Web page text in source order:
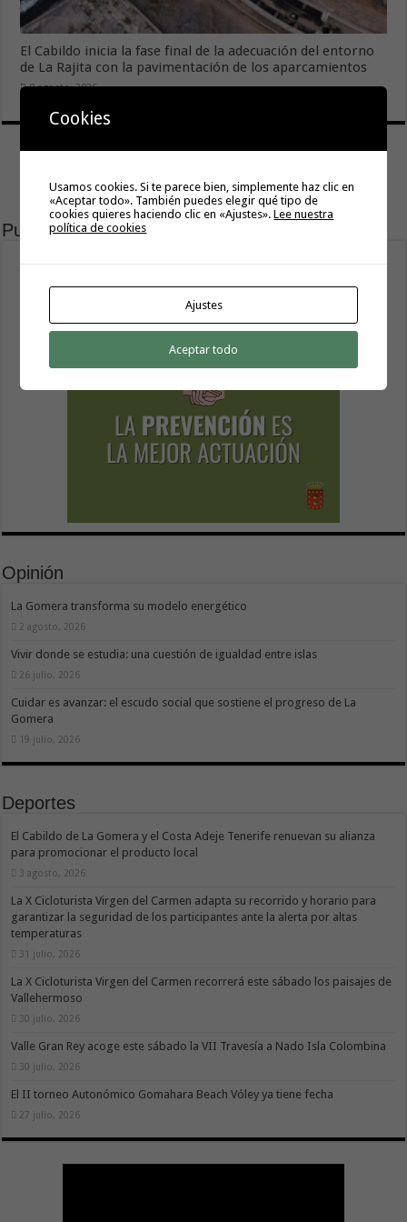
El Cabildo inicia la fase final de la adecuación del entorno
de La Rajita con la pavimentación de los aparcamientos
8 agosto, 2026
Publicidad
Opinión
La Gomera transforma su modelo energético
2 agosto, 2026
Vivir donde se estudia: una cuestión de igualdad entre islas
26 julio, 2026
Cuidar es avanzar: el escudo social que sostiene el progreso de La
Gomera
19 julio, 2026
Deportes
El Cabildo de La Gomera y el Costa Adeje Tenerife renuevan su alianza
para promocionar el producto local
3 agosto, 2026
La X Cicloturista Virgen del Carmen adapta su recorrido y horario para
garantizar la seguridad de los participantes ante la alerta por altas
temperaturas
31 julio, 2026
La X Cicloturista Virgen del Carmen recorrerá este sábado los paisajes de
Vallehermoso
30 julio, 2026
Valle Gran Rey acoge este sábado la VII Travesía a Nado Isla Colombina
30 julio, 2026
El II torneo Autonómico Gomahara Beach Vóley ya tiene fecha
27 julio, 2026
Cookies
Usamos cookies. Si te parece bien, simplemente haz clic en
«Aceptar todo». También puedes elegir qué tipo de
cookies quieres haciendo clic en «Ajustes».Lee nuestra
política de cookies
Ajustes
Aceptar todo